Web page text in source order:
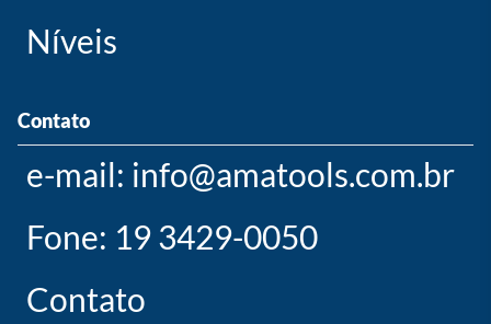
Níveis
Contato
e-mail: info@amatools.com.br
Fone: 19 3429-0050
Contato